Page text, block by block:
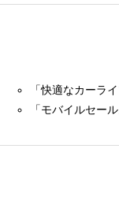
「快適なカーラ
「モバイルセー